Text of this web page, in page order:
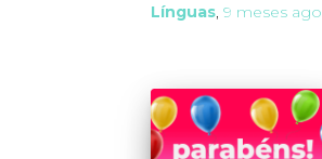
Línguas, 9 meses ago